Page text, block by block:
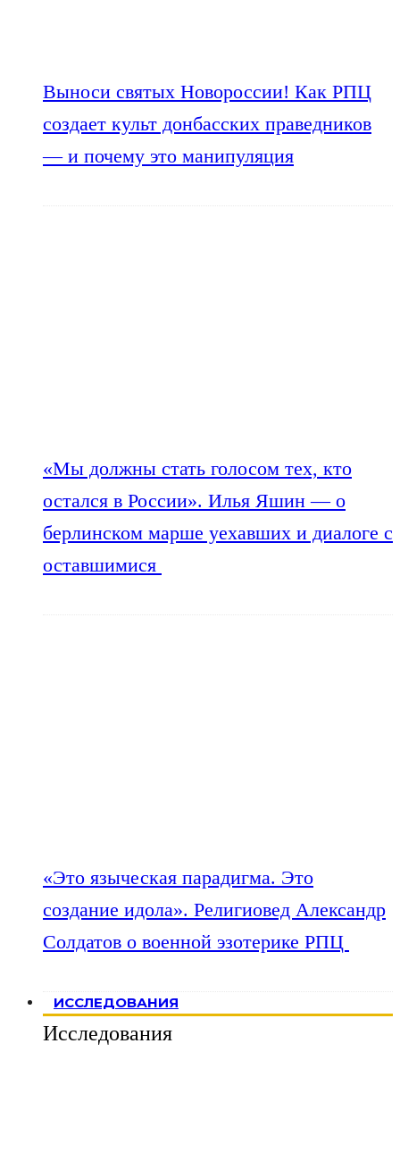
Выноси святых Новороссии! Как РПЦ
создает культ донбасских праведников
— и почему это манипуляция
«Мы должны стать голосом тех, кто
остался в России». Илья Яшин — о
берлинском марше уехавших и диалоге с
оставшимися
«Это языческая парадигма. Это
создание идола». Религиовед Александр
Солдатов о военной эзотерике РПЦ
ИССЛЕДОВАНИЯ
Исследования